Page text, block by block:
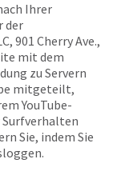
Ihrer
der
901 Cherry Ave.,
mit dem
zu Servern
mitgeteilt,
YouTube-
Surfverhalten
Sie, indem Sie